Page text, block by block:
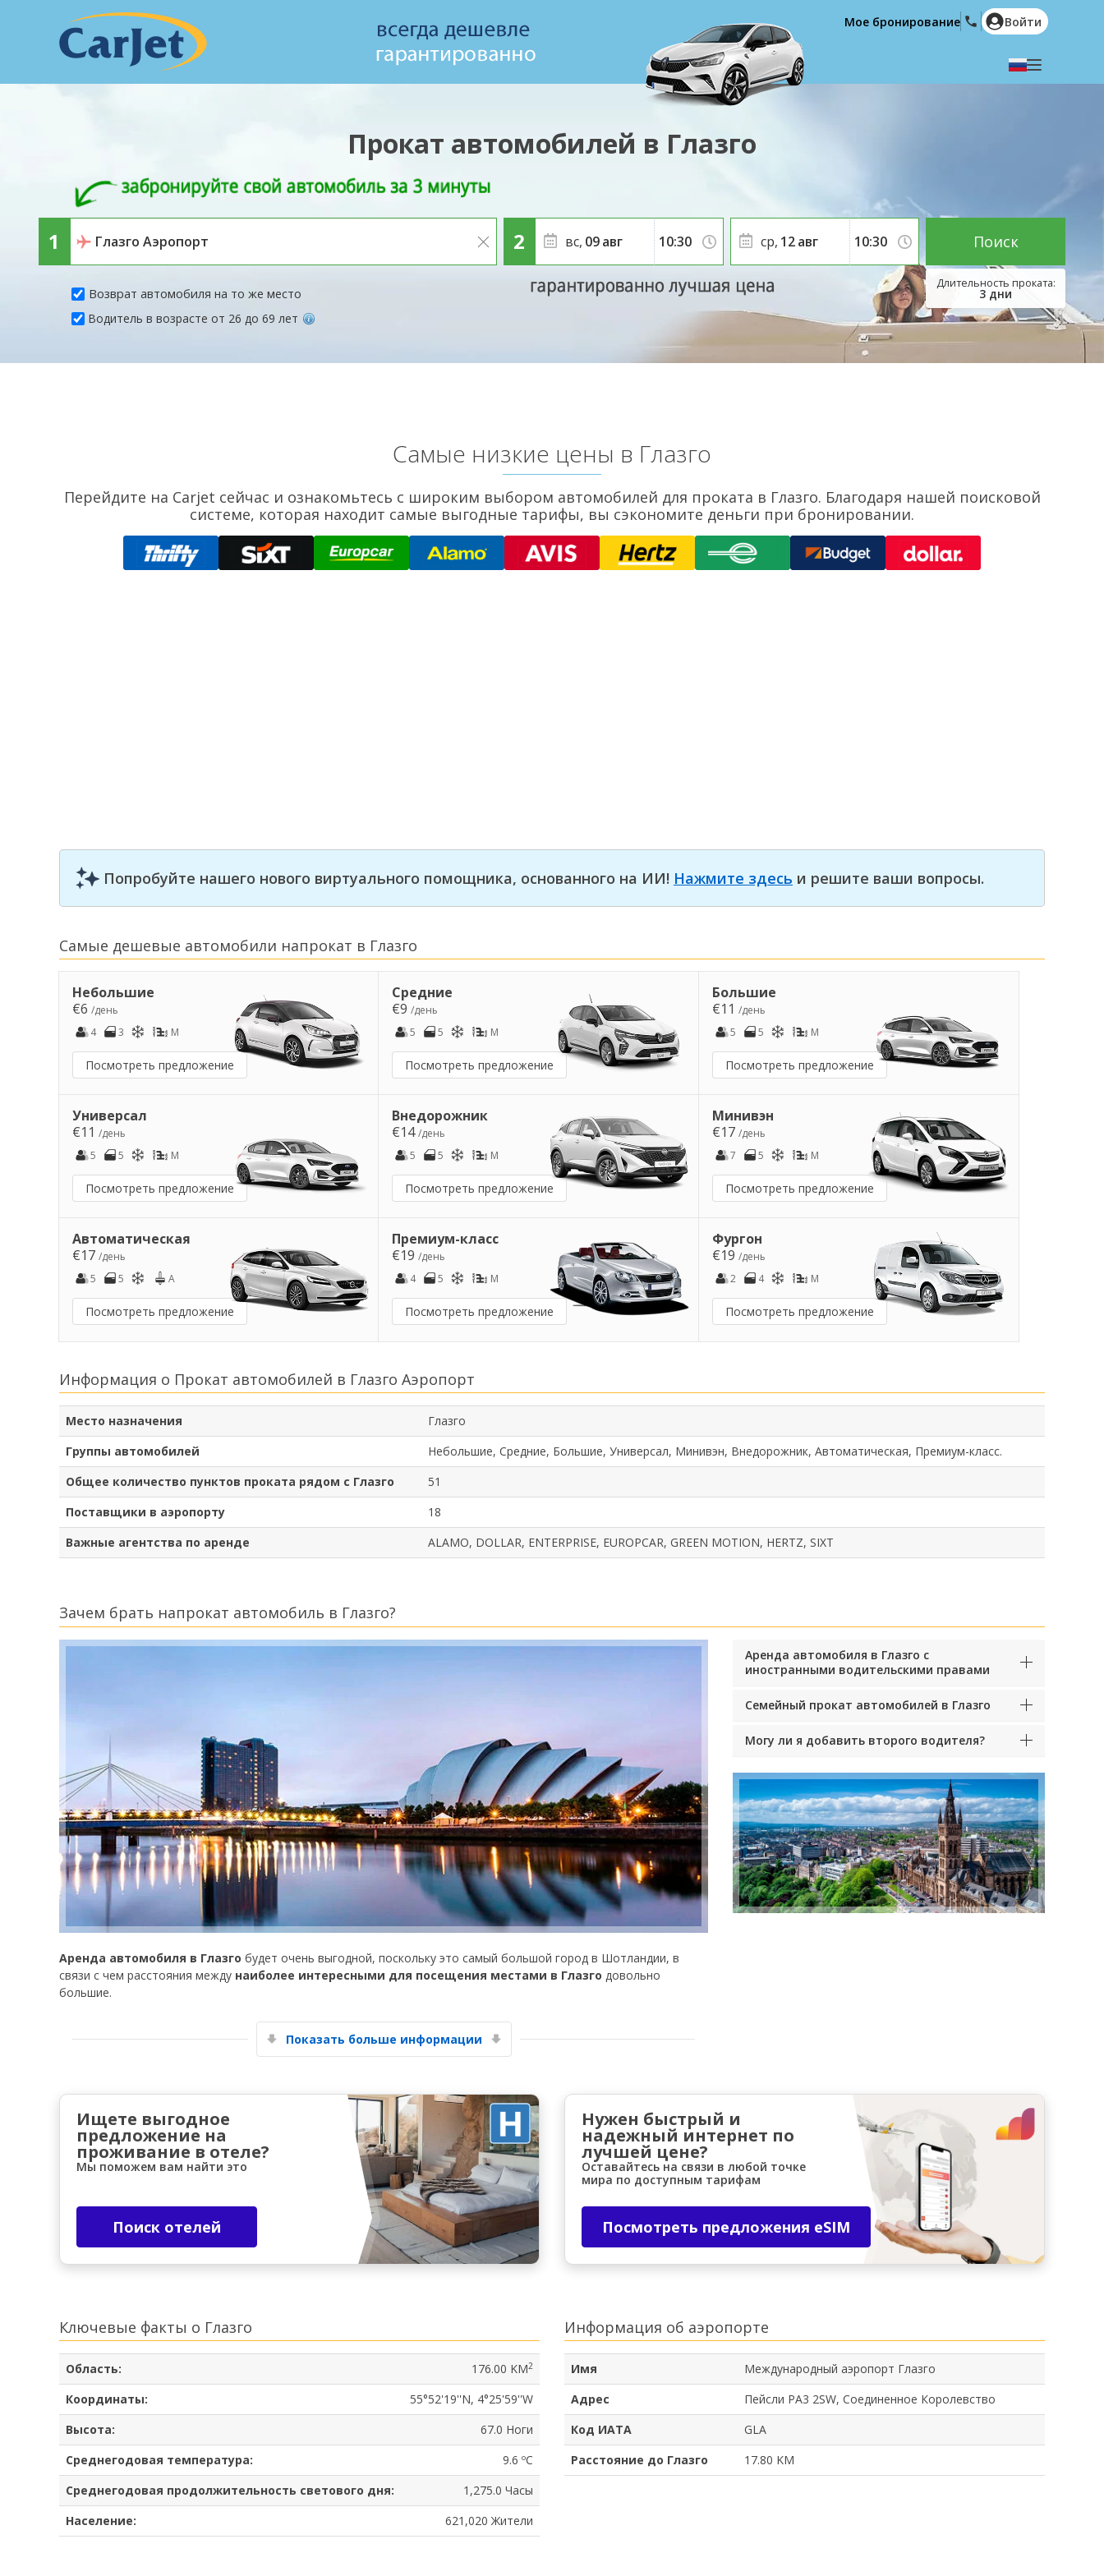
предложениям партнёров
Войти с помощью eLink
English (US)
Română
Ελληνικά
Hrvatski
العربية
Мое бронирование Войти
Прокат автомобилей в Глазго
Возврат автомобиля на то же место
вс, 09авг
3 дни
ср, 12авг
Водитель в возрасте от 26 до 69 лет
Поиск
Самые низкие цены в Глазго
Перейдите на Carjet сейчас и ознакомьтесь с широким выбором автомобилей для проката в Глазго. Благодаря нашей поисковой
системе, которая находит самые выгодные тарифы, вы сэкономите деньги при бронировании.
Попробуйте нашего нового виртуального помощника, основанного на ИИ! Нажмите здесь и решите ваши вопросы.
Самые дешевые автомобили напрокат в Глазго
Небольшие
€6 /день
4
3 M
Посмотреть предложение
Средние
€9/день
5
5 M
Посмотреть предложение
Большие
€11 /день
5
5 M
Посмотреть предложение
Универсал
€11 /день
5
5 M
Посмотреть предложение
Внедорожник
€14/день
5
5 M
Посмотреть предложение
Минивэн
€17 /день
7
5 M
Посмотреть предложение
Автоматическая
€17 /день
5
5 A
Посмотреть предложение
Премиум-класс
€19/день
4
5 M
Посмотреть предложение
Фургон
€19 /день
2
4 M
Посмотреть предложение
Информация о Прокат автомобилей в Глазго Аэропорт
Место назначения
Глазго
Группы автомобилей
Небольшие, Средние, Большие, Универсал, Минивэн, Внедорожник, Автоматическая, Премиум-класс.
Общее количество пунктов проката рядом с Глазго
51
Поставщики в аэропорту
18
Важные агентства по аренде
ALAMO, DOLLAR, ENTERPRISE, EUROPCAR, GREEN MOTION, HERTZ, SIXT
Зачем брать напрокат автомобиль в Глазго?
Аренда автомобиля в Глазго будет очень выгодной, поскольку это самый большой город в Шотландии, в
связи с чем расстояния между наиболее интересными для посещения местами в Глазго довольно
большие.
Показать больше информации
Аренда автомобиля в Глазго с
иностранными водительскими правами
Семейный прокат автомобилей в Глазго
Могу ли я добавить второго водителя?
Ищете выгодное
предложение на
проживание в отеле?
Мы поможем вам найти это
Поиск отелей
Нужен быстрый и
надежный интернет по
лучшей цене?
Оставайтесь на связи в любой точке
мира по доступным тарифам
Посмотреть предложения eSIM
Ключевые факты о Глазго
Область: 176.00 KM2
Координаты:
55°52'19''N, 4°25'59''W
Высота:
67.0 Ноги
Среднегодовая температура:
9.6 ºC
Среднегодовая продолжительность светового дня:
1,275.0 Часы
Население:
621,020 Жители
Информация об аэропорте
Имя
Международный аэропорт Глазго
Адрес
Пейсли PA3 2SW, Соединенное Королевство
Код ИАТА
GLA
Расстояние до Глазго
17.80 KM